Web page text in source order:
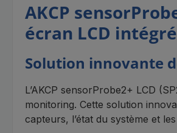
AKCP
écran LCD intégré
Solution innovante
L’AKCP sensorProbe2+ LCD
monitoring. Cette solution
capteurs, l’état du système et